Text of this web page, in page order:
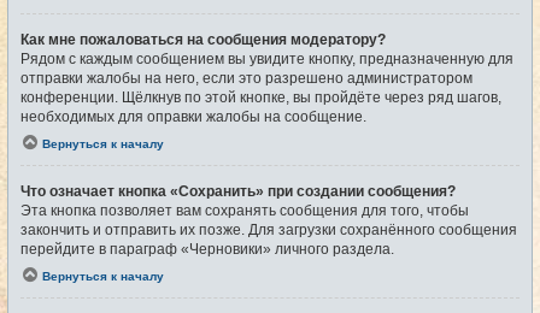
Как мне пожаловаться на сообщения модератору?
Рядом с каждым сообщением вы увидите кнопку, предназначенную для
отправки жалобы на него, если это разрешено администратором
конференции. Щёлкнув по этой кнопке, вы пройдёте через ряд шагов,
необходимых для оправки жалобы на сообщение.
Вернуться к началу
Что означает кнопка «Сохранить» при создании сообщения?
Эта кнопка позволяет вам сохранять сообщения для того, чтобы
закончить и отправить их позже. Для загрузки сохранённого сообщения
перейдите в параграф «Черновики» личного раздела.
Вернуться к началу